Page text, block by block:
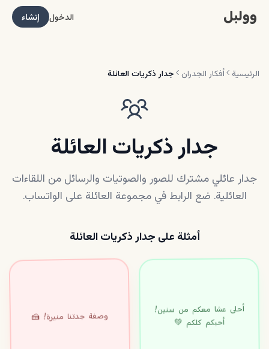
وولبل الدخول إنشاء
الرئيسية أفكار الجدران جدار ذكريات العائلة
جدار ذكريات العائلة
جدار عائلي مشترك للصور والصوتيات والرسائل من اللقاءات
العائلية. ضع الرابط في مجموعة العائلة على الواتساب.
أمثلة على جدار ذكريات العائلة
أحلى عشا معكم من سنين!
أحبكم كلكم 💚 وصفة جدتنا منيرة! 🍰